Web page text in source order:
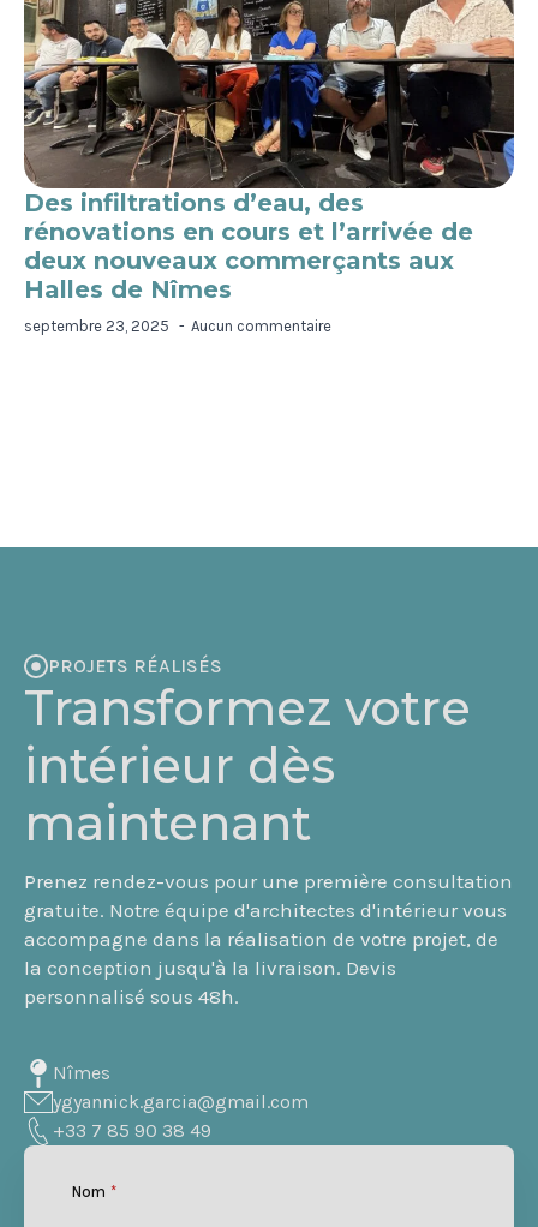
Des infiltrations d’eau, des
rénovations en cours et l’arrivée de
deux nouveaux commerçants aux
Halles de Nîmes
septembre 23, 2025 Aucun commentaire
PROJETS RÉALISÉS
Transformez votre
intérieur dès
maintenant
Prenez rendez-vous pour une première consultation
gratuite. Notre équipe d'architectes d'intérieur vous
accompagne dans la réalisation de votre projet, de
la conception jusqu'à la livraison. Devis
personnalisé sous 48h.
Nîmes
ygyannick.garcia@gmail.com
+33 7 85 90 38 49
Nom *